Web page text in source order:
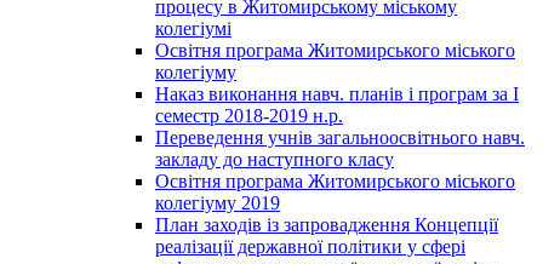
процесу в Житомирському міському
колегіумі
Освітня програма Житомирського міського
колегіуму
Наказ виконання навч. планів і програм за І
семестр 2018-2019 н.р.
Переведення учнів загальноосвітнього навч.
закладу до наступного класу
Освітня програма Житомирського міського
колегіуму 2019
План заходів із запровадження Концепції
реалізації державної політики у сфері